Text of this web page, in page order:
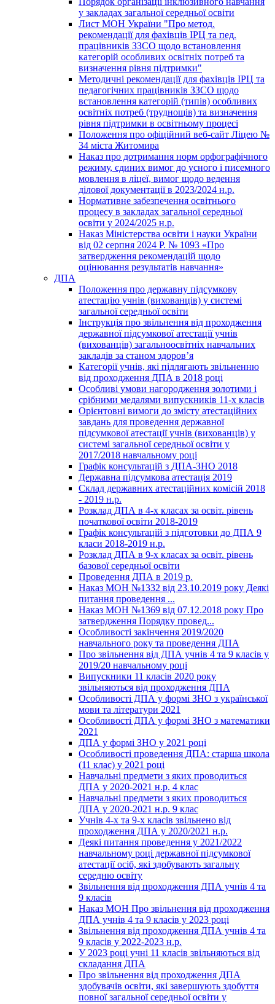
у закладах загальної середньої освіти
Лист МОН України "Про метод.
рекомендації для фахівців ІРЦ та пед.
працівників ЗЗСО щодо встановлення
категорій особливих освітніх потреб та
визначення рівня підтримки"
Методичні рекомендації для фахівців ІРЦ та
педагогічних працівників ЗЗСО щодо
встановлення категорій (типів) особливих
освітніх потреб (труднощів) та визначення
рівня підтримки в освітньому процесі
Положення про офіційний веб-сайт Ліцею №
34 міста Житомира
Наказ про дотримання норм орфографічного
режиму, єдиних вимог до усного і писемного
мовлення в ліцеї, вимог щодо ведення
ділової документації в 2023/2024 н.р.
Нормативне забезпечення освітнього
процесу в закладах загальної середньої
освіти у 2024/2025 н.р.
Наказ Міністерства освіти і науки України
від 02 серпня 2024 Р. № 1093 «Про
затвердження рекомендацій щодо
оцінювання результатів навчання»
ДПА
Положення про державну підсумкову
атестацію учнів (вихованців) у системі
загальної середньої освіти
Інструкція про звільнення від проходження
державної підсумкової атестації учнів
(вихованців) загальноосвітніх навчальних
закладів за станом здоров’я
Категорії учнів, які підлягають звільненню
від проходження ДПА в 2018 році
Особливі умови нагородження золотими і
срібними медалями випускників 11-х класів
Орієнтовні вимоги до змісту атестаційних
завдань для проведення державної
підсумкової атестації учнів (вихованців) у
системі загальної середньої освіти у
2017/2018 навчальному році
Графік консультацій з ДПА-ЗНО 2018
Державна підсумкова атестація 2019
Склад державних атестаційних комісій 2018
- 2019 н.р.
Розклад ДПА в 4-х класах за освіт. рівень
початкової освіти 2018-2019
Графік консультацій з підготовки до ДПА 9
класи 2018-2019 н.р.
Розклад ДПА в 9-х класах за освіт. рівень
базової середньої освіти
Проведення ДПА в 2019 р.
Наказ МОН №1332 від 23.10.2019 року Деякі
питання проведення ...
Наказ МОН №1369 від 07.12.2018 року Про
затвердження Порядку провед...
Особливості закінчення 2019/2020
навчального року та проведення ДПА
Про звільнення від ДПА учнів 4 та 9 класів у
2019/20 навчальному році
Випускники 11 класів 2020 року
звільняються від проходження ДПА
Особливості ДПА у формі ЗНО з української
мови та літератури 2021
Особливості ДПА у формі ЗНО з математики
2021
ДПА у формі ЗНО у 2021 році
Особливості проведення ДПА: старша школа
(11 клас) у 2021 році
Навчальні предмети з яких проводиться
ДПА у 2020-2021 н.р. 4 клас
Навчальні предмети з яких проводиться
ДПА у 2020-2021 н.р. 9 клас
Учнів 4-х та 9-х класів звільнено від
проходження ДПА у 2020/2021 н.р.
Деякі питання проведення у 2021/2022
навчальному році державної підсумкової
атестації осіб, які здобувають загальну
середню освіту
Звільнення від проходження ДПА учнів 4 та
9 класів
Наказ МОН Про звільнення від проходження
ДПА учнів 4 та 9 класів у 2023 році
Звільнення від проходження ДПА учнів 4 та
9 класів у 2022-2023 н.р.
У 2023 році учні 11 класів звільняються від
складання ДПА
Про звільнення від проходження ДПА
здобувачів освіти, які завершують здобуття
повної загальної середньої освіти у